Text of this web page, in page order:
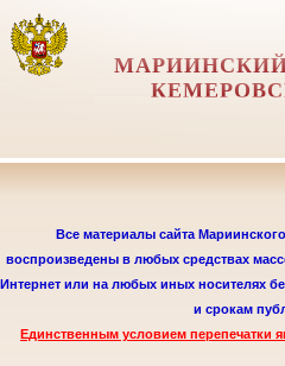
Все материалы сайта
воспроизведены в любых средствах
Интернет или на любых иных носителях
и срокам
Единственным условием перепечатки